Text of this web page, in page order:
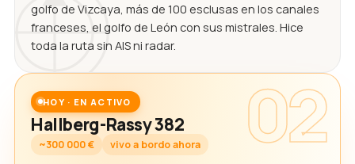
golfo de Vizcaya, más de 100 esclusas en los canales
franceses, el golfo de León con sus mistrales. Hice
toda la ruta sin AIS ni radar.
02
HOY · EN ACTIVO
Hallberg-Rassy 382
~300 000 € vivo a bordo ahora